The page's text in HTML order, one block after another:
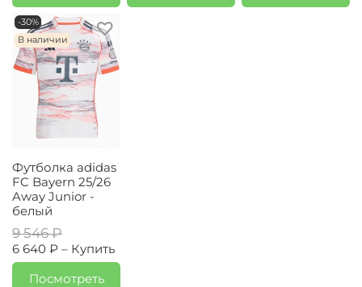
-30%
В наличии
Футболка adidas
FC Bayern 25/26
Away Junior -
белый
9 546 ₽
6 640 ₽ – Купить
Посмотреть